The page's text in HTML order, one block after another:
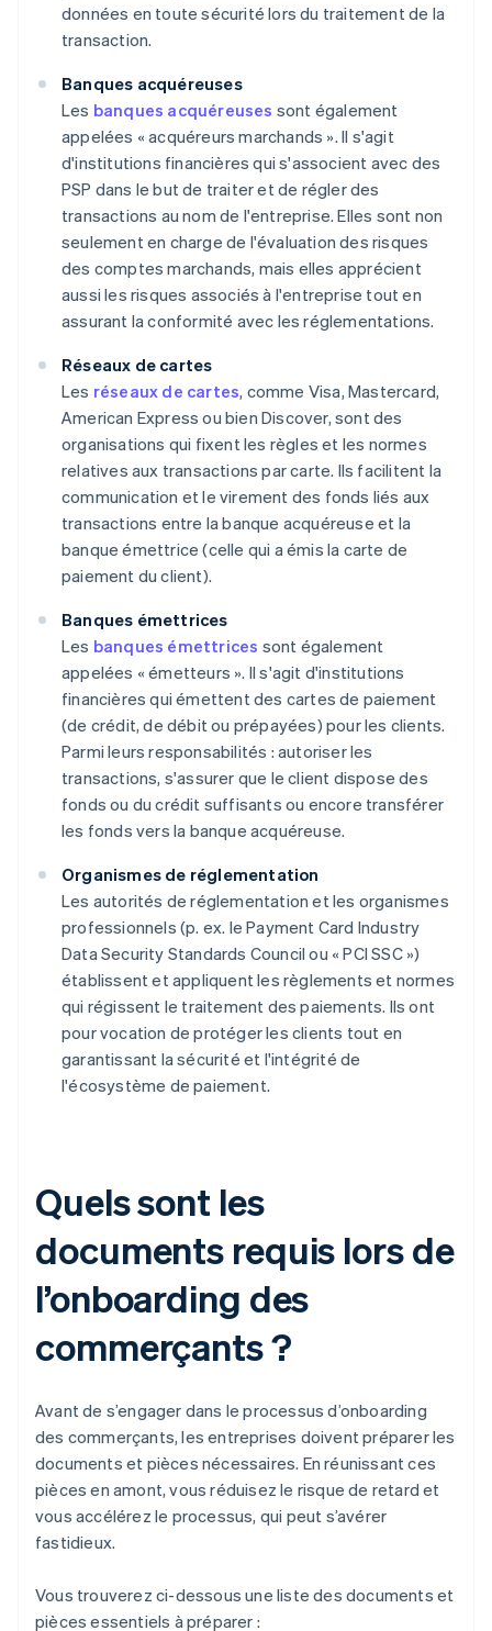
données en toute sécurité lors du traitement de la
transaction.
Banques acquéreuses
Les banques acquéreuses sont également
appelées « acquéreurs marchands ». Il s'agit
d'institutions financières qui s'associent avec des
PSP dans le but de traiter et de régler des
transactions au nom de l'entreprise. Elles sont non
seulement en charge de l'évaluation des risques
des comptes marchands, mais elles apprécient
aussi les risques associés à l'entreprise tout en
assurant la conformité avec les réglementations.
Réseaux de cartes
Les réseaux de cartes, comme Visa, Mastercard,
American Express ou bien Discover, sont des
organisations qui fixent les règles et les normes
relatives aux transactions par carte. Ils facilitent la
communication et le virement des fonds liés aux
transactions entre la banque acquéreuse et la
banque émettrice (celle qui a émis la carte de
paiement du client).
Banques émettrices
Les banques émettrices sont également
appelées « émetteurs ». Il s'agit d'institutions
financières qui émettent des cartes de paiement
(de crédit, de débit ou prépayées) pour les clients.
Parmi leurs responsabilités : autoriser les
transactions, s'assurer que le client dispose des
fonds ou du crédit suffisants ou encore transférer
les fonds vers la banque acquéreuse.
Organismes de réglementation
Les autorités de réglementation et les organismes
professionnels (p. ex. le Payment Card Industry
Data Security Standards Council ou « PCI SSC »)
établissent et appliquent les règlements et normes
qui régissent le traitement des paiements. Ils ont
pour vocation de protéger les clients tout en
garantissant la sécurité et l'intégrité de
l'écosystème de paiement.
Quels sont les
documents requis lors de
l’onboarding des
commerçants ?
Avant de s’engager dans le processus d’onboarding
des commerçants, les entreprises doivent préparer les
documents et pièces nécessaires. En réunissant ces
pièces en amont, vous réduisez le risque de retard et
vous accélérez le processus, qui peut s’avérer
fastidieux.
Vous trouverez ci-dessous une liste des documents et
pièces essentiels à préparer :